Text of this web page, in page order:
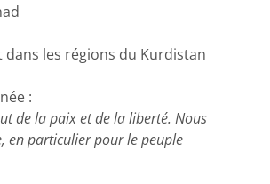
dans les régions du Kurdistan
:
de la paix et de la liberté. Nous
en particulier pour le peuple